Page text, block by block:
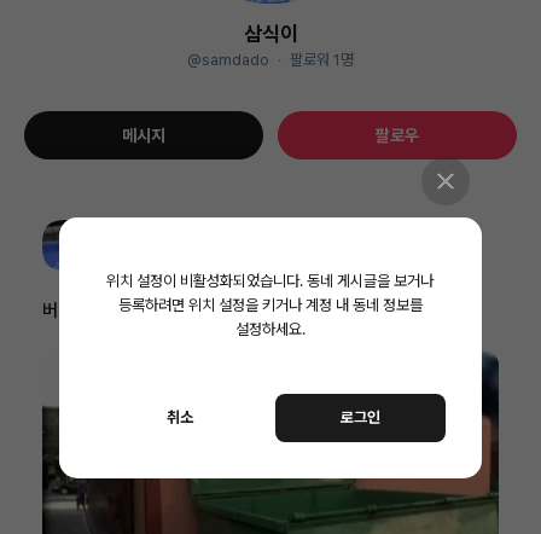
삼식이
@samdado · 팔로워 1 명
메시지 팔로우
버리는 날
위치 설정이 비활성화되었습니다. 동네 게시글을 보거나
등록하려면 위치 설정을 키거나 계정 내 동네 정보를
설정하세요.
취소 로그인